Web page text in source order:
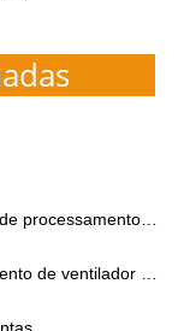
de amido de batata-doce
amido torna-se o padrão